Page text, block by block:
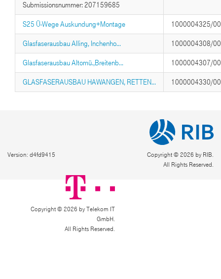
Submissionsnummer: 207159685
S25 Ü-Wege Auskundung+Montage 1000004325/
Glasfaserausbau Alling, Inchenho... 1000004308/
Glasfaserausbau Altomü.,Breitenb... 1000004307/
GLASFASERAUSBAU HAWANGEN, RETTEN... 1000004330/
Version: d4fd9415
Copyright © 2026 by RIB.
All Rights Reserved.
Copyright © 2026 by Telekom IT
GmbH.
All Rights Reserved.